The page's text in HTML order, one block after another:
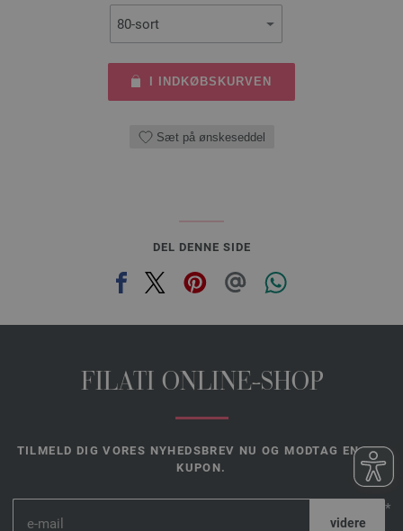
I INDKØBSKURVEN
Sæt på ønskeseddel
DEL DENNE SIDE
FILATI ONLINE-SHOP
TILMELD DIG VORES NYHEDSBREV NU OG MODTAG EN 10€
KUPON.
*